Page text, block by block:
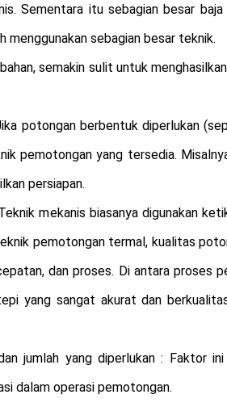
Sementara itu sebagian besar
menggunakan sebagian besar teknik.
semakin sulit untuk
potongan berbentuk diperlukan
pemotongan yang tersedia.
persiapan.
mekanis biasanya digunakan
pemotongan termal, kualitas
dan proses. Di antara proses
yang sangat akurat dan
jumlah yang diperlukan : Faktor ini
dalam operasi pemotongan.